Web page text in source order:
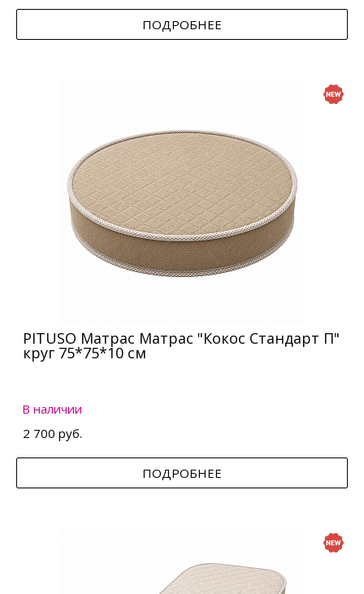
ПОДРОБНЕЕ
PITUSO Матрас Матрас "Кокос Стандарт П"
круг 75*75*10 см
В наличии
2 700 руб.
ПОДРОБНЕЕ